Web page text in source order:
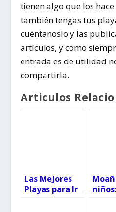
tienen algo que los
también tengas tus
cuéntanoslo y las
artículos, y como
entrada es de utilidad
compartirla.
Articulos
Las Mejores
Playas para Ir